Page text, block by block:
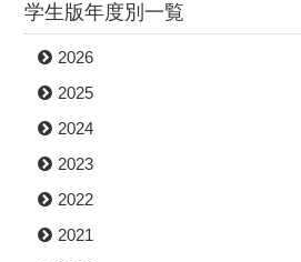
学生版年度別一覧
2026
2025
2024
2023
2022
2021